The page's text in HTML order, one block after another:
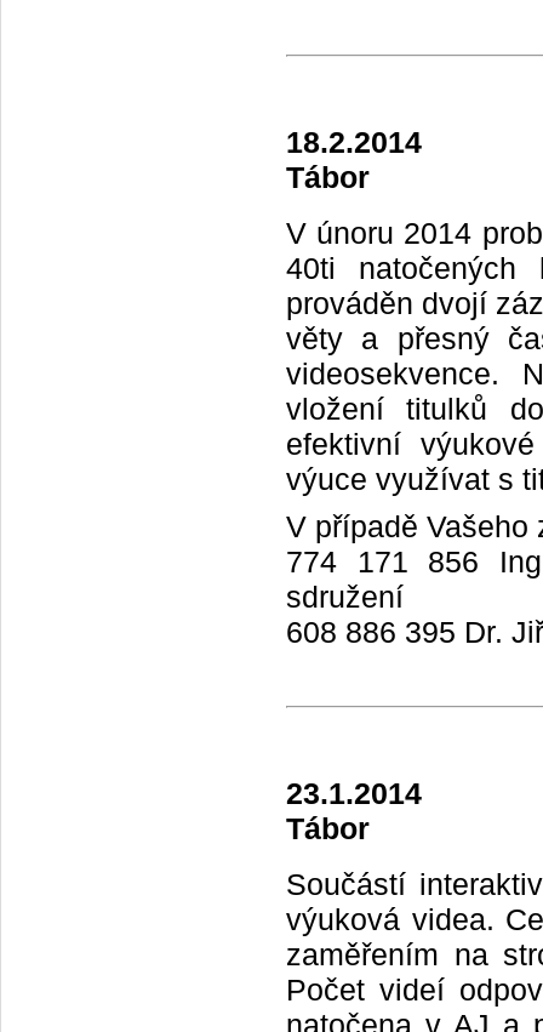
18.2.2014
Tábor
V únoru 2014
40ti
prováděn dvojí
věty a přesný
videosekvence.
vložení titulků
efektivní
výuce využívat s
V případě Vašeho
774 171 856
sdružení
608 886 395 Dr.
23.1.2014
Tábor
Součástí
výuková videa.
zaměřením na
Počet videí